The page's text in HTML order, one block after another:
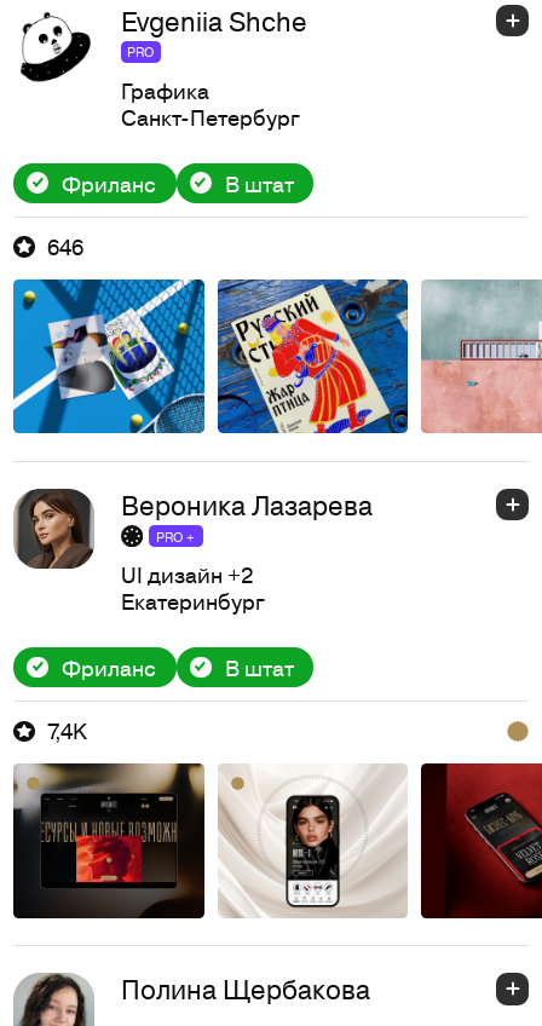
Evgeniia Shche
PRO
Графика
Санкт-Петербург
Фриланс В штат
646
Вероника Лазарева
PRO +
UI дизайн +2
Екатеринбург
Фриланс В штат
7,4K
Полина Щербакова